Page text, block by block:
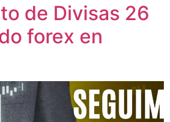
de Divisas 26
forex en